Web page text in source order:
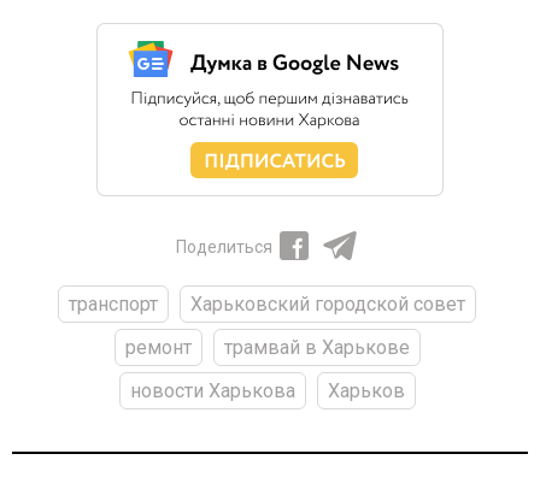
Поделиться
транспорт
Харьковский городской совет
ремонт
трамвай в Харькове
новости Харькова
Харьков